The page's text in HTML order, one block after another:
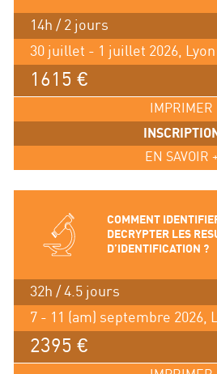
14h / 2 jours
30 juillet - 1 juillet 2026, Lyon
1615 €
IMPRIMER
INSCRIPTION
EN SAVOIR
COMMENT
DECRYPTER LES
D’IDENTIFICATION ?
32h / 4.5 jours
7 - 11 (am) septembre 2026,
2395 €